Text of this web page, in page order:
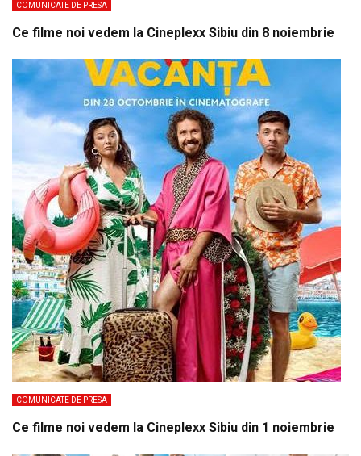
COMUNICATE DE PRESA
Ce filme noi vedem la Cineplexx Sibiu din 8 noiembrie
COMUNICATE DE PRESA
Ce filme noi vedem la Cineplexx Sibiu din 1 noiembrie